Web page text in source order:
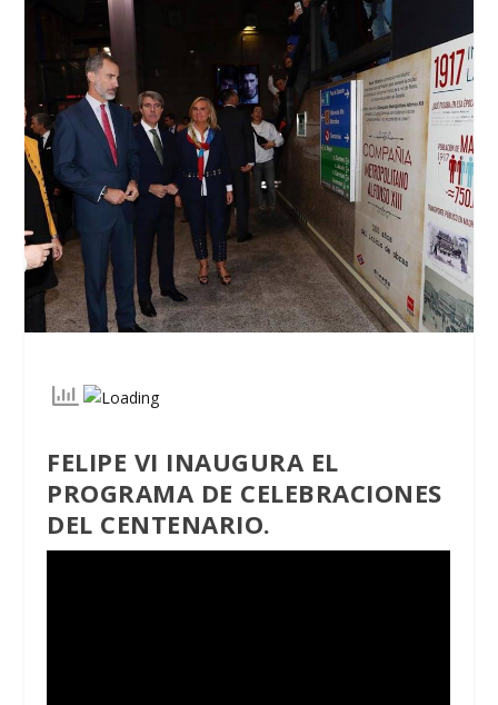
FELIPE VI INAUGURA EL
PROGRAMA DE CELEBRACIONES
DEL CENTENARIO.